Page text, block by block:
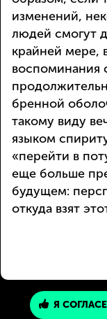
изменений,
людей смогут
крайней мере,
воспоминания
бренной
такому виду
языком
«перейти в
еще больше
будущем:
откуда взят
Я